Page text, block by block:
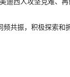
共振，积极探索和